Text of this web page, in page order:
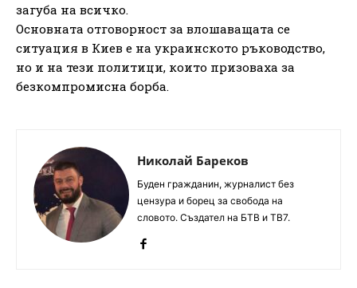
загуба на всичко.
Основната отговорност за влошаващата се
ситуация в Киев е на украинското ръководство,
но и на тези политици, които призоваха за
безкомпромисна борба.
Николай Бареков
Буден гражданин, журналист без
цензура и борец за свобода на
словото. Създател на БТВ и ТВ7.